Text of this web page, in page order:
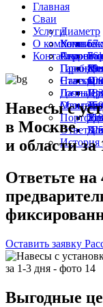
Главная
Сваи
Диаметр
57
76
89
Услуги
Ремонт
Пробное
Навесы
Дачные
Мангалы
О компании
Акции
Статьи
Госты
Отзывы
Ответы
История
Контакты
Навесы с
в Москве
и области за
Ответьте на
Оставить заявку
Выгодные